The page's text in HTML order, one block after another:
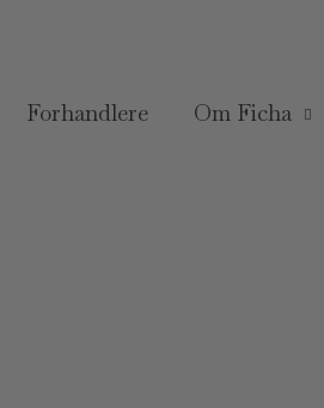
Forhandlere Om Ficha